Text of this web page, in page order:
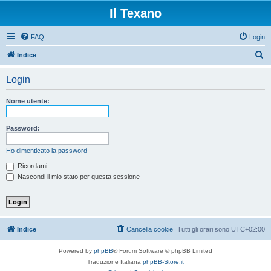
Il Texano
FAQ Login
Indice
Login
Nome utente:
Password:
Ho dimenticato la password
Ricordami
Nascondi il mio stato per questa sessione
Indice Tutti gli orari sono UTC+02:00
Cancella cookie
Powered by phpBB® Forum Software © phpBB Limited
Traduzione Italiana phpBB-Store.it